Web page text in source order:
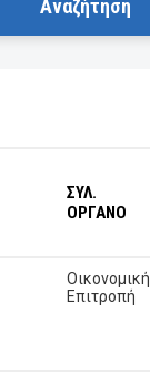
ΣΥΛ.
ΟΡΓΑΝΟ
Οικονομική
Επιτροπή